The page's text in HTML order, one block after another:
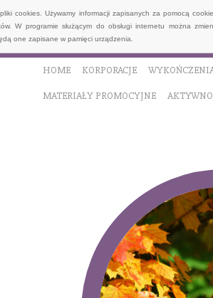
cookies. Używamy informacji zapisanych za pomocą
W programie służącym do obsługi internetu można
one zapisane w pamięci urządzenia.
HOME KORPORACJE
MATERIAŁY PROMOCYJNE